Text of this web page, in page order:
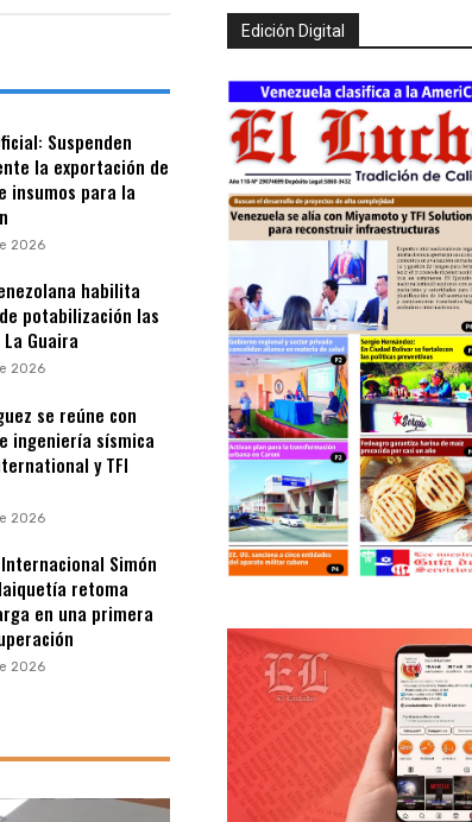
Suspenden
la exportación de
insumos para la
2026
habilita
potabilización las
Guaira
2026
se reúne con
ingeniería sísmica
y TFI
2026
Simón
retoma
en una primera
2026
Edición Digital